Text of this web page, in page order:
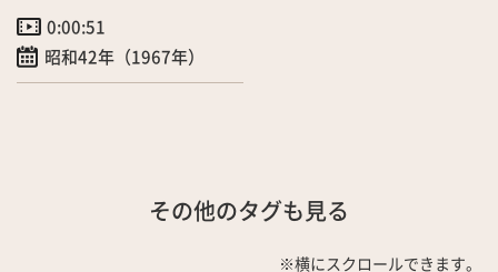
0:00:51
昭和42年（1967年）
その他のタグも見る
※横にスクロールできます。